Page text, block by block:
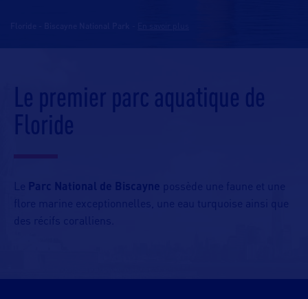
Le premier parc aquatique de
Le Parc National de Biscayne possède une faune et une
flore marine exceptionnelles, une eau turquoise ainsi que
des récifs coralliens.